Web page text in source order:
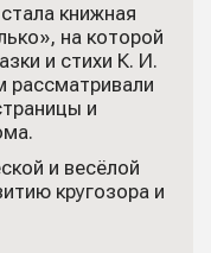
книжная
на которой
и стихи К. И.
рассматривали
и
и весёлой
кругозора и